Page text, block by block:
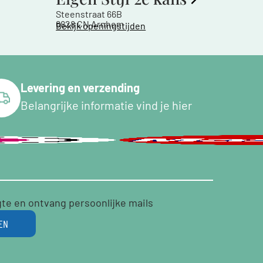
Steenstraat 66B
6828 CN Arnhem
Bekijk openingstijden
Levering en verzending
Belangrijke informatie vind je hier
en ontvang persoonlijke mails